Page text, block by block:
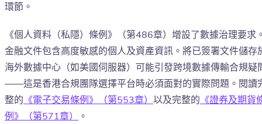
環節。
《個人資料（私隱）條例》（第486章）增設了數據治理要求
金融文件包含高度敏感的個人及資產資訊。將已簽署文件儲存
海外數據中心（如美國伺服器）可能引發跨境數據傳輸合規疑
——這是香港合規團隊選擇平台時必須面對的實際問題。閱讀
整的 《電子交易條例》（第553章） 以及完整的 《證券及期貨
例》（第571章）
。